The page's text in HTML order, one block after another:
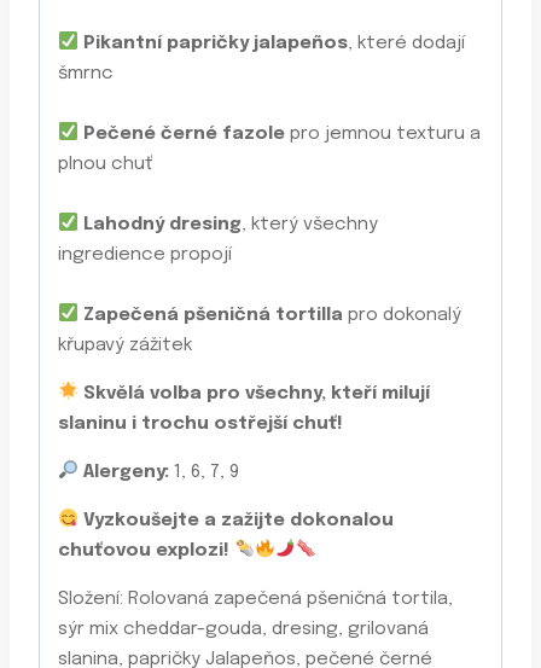
Pikantní papričky jalapeños, které dodají
šmrnc
Pečené černé fazole pro jemnou texturu a
plnou chuť
Lahodný dresing, který všechny
ingredience propojí
Zapečená pšeničná tortilla pro dokonalý
křupavý zážitek
Skvělá volba pro všechny, kteří milují
slaninu i trochu ostřejší chuť!
Alergeny: 1, 6, 7, 9
Vyzkoušejte a zažijte dokonalou
chuťovou explozi!
Složení: Rolovaná zapečená pšeničná tortila,
sýr mix cheddar-gouda, dresing, grilovaná
slanina, papričky Jalapeňos, pečené černé